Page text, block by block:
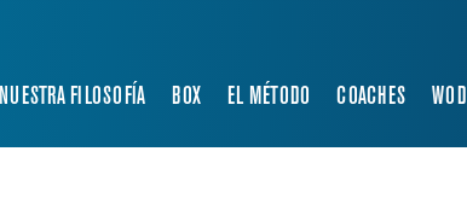
NUESTRA FILOSOFÍA BOX EL MÉTODO COACHES WOD